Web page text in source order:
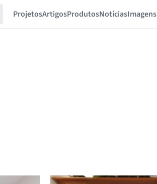
ProjetosArtigosProdutosNotíciasImagens